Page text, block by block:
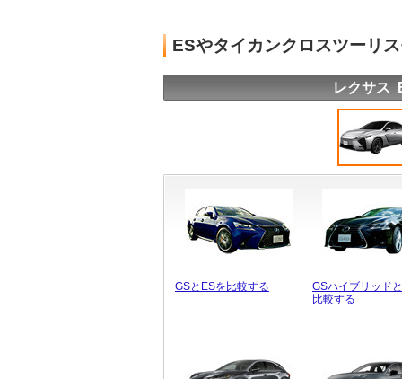
ESやタイカンクロスツーリ
レクサス
GSとESを比較する
GSハイブリッド
比較する